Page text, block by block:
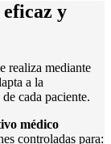
y
realiza mediante
a la
cada paciente.
médico
controladas para: